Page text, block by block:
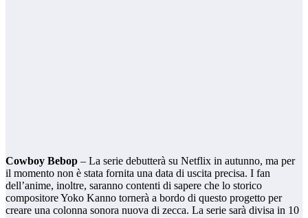
Cowboy Bebop – La serie debutterà su Netflix in autunno, ma per
il momento non è stata fornita una data di uscita precisa. I fan
dell’anime, inoltre, saranno contenti di sapere che lo storico
compositore Yoko Kanno tornerà a bordo di questo progetto per
creare una colonna sonora nuova di zecca. La serie sarà divisa in 10